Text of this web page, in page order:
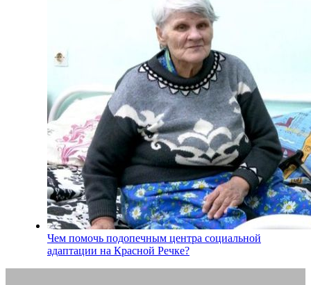
Чем помочь подопечным центра социальной
адаптации на Красной Речке?